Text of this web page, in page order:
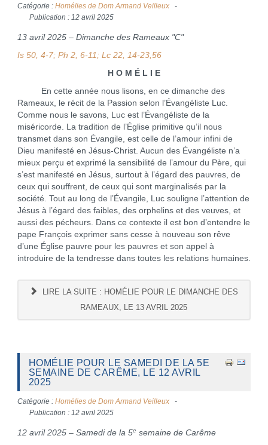
Catégorie : Homélies de Dom Armand Veilleux
Publication : 12 avril 2025
13 avril 2025 – Dimanche des Rameaux "C"
Is 50, 4-7; Ph 2, 6-11; Lc 22, 14-23,56
H O M É L I E
En cette année nous lisons, en ce dimanche des
Rameaux, le récit de la Passion selon l’Évangéliste Luc.
Comme nous le savons, Luc est l’Évangéliste de la
miséricorde. La tradition de l’Église primitive qu’il nous
transmet dans son Évangile, est celle de l’amour infini de
Dieu manifesté en Jésus-Christ. Aucun des Évangéliste n’a
mieux perçu et exprimé la sensibilité de l’amour du Père, qui
s’est manifesté en Jésus, surtout à l’égard des pauvres, de
ceux qui souffrent, de ceux qui sont marginalisés par la
société. Tout au long de l’Évangile, Luc souligne l’attention de
Jésus à l’égard des faibles, des orphelins et des veuves, et
aussi des pécheurs. Dans ce contexte il est bon d’entendre le
pape François exprimer sans cesse à nouveau son rêve
d’une Église pauvre pour les pauvres et son appel à
introduire de la tendresse dans toutes les relations humaines.
LIRE LA SUITE : HOMÉLIE POUR LE DIMANCHE DES
RAMEAUX, LE 13 AVRIL 2025
HOMÉLIE POUR LE SAMEDI DE LA 5E
SEMAINE DE CARÊME, LE 12 AVRIL
2025
Catégorie : Homélies de Dom Armand Veilleux
Publication : 12 avril 2025
12 avril 2025 – Samedi de la 5e semaine de Carême